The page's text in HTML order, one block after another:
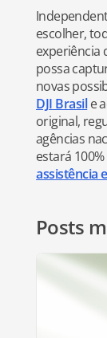
escolher,
experiência
possa
novas
DJI Brasile
original,
agências
estará
assistência
Posts